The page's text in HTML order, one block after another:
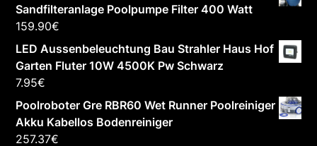
Sandfilteranlage Poolpumpe Filter 400 Watt
159.90€
LED Aussenbeleuchtung Bau Strahler Haus Hof
Garten Fluter 10W 4500K Pw Schwarz
7.95€
Poolroboter Gre RBR60 Wet Runner Poolreiniger
Akku Kabellos Bodenreiniger
257.37€